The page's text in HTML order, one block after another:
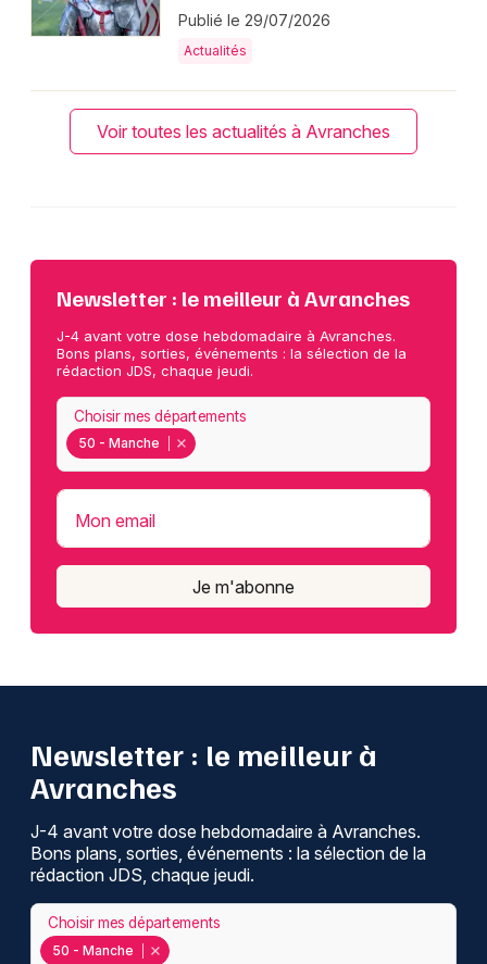
Publié le 29/07/2026
Actualités
Voir toutes les actualités à Avranches
Newsletter : le meilleur à Avranches
J-4 avant votre dose hebdomadaire à Avranches.
Bons plans, sorties, événements : la sélection de la
rédaction JDS, chaque jeudi.
50 - Manche
Choisir mes départements
Mon email
Je m'abonne
Newsletter : le meilleur à
Avranches
J-4 avant votre dose hebdomadaire à Avranches.
Bons plans, sorties, événements : la sélection de la
rédaction JDS, chaque jeudi.
50 - Manche
Choisir mes départements